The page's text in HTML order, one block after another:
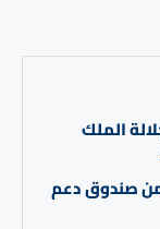
الملك
استفادوا من صندوق دعم